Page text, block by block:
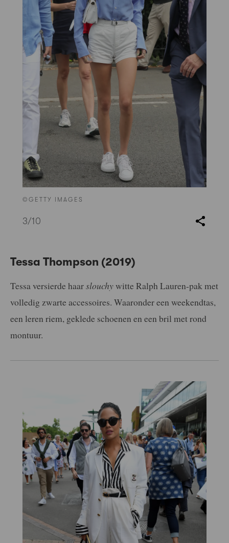
©GETTY IMAGES
3/10
Tessa Thompson (2019)
Tessa versierde haarslouchywitte Ralph Lauren-pak met
volledig zwarte accessoires. Waaronder een weekendtas,
een leren riem, geklede schoenen en een bril met rond
montuur.